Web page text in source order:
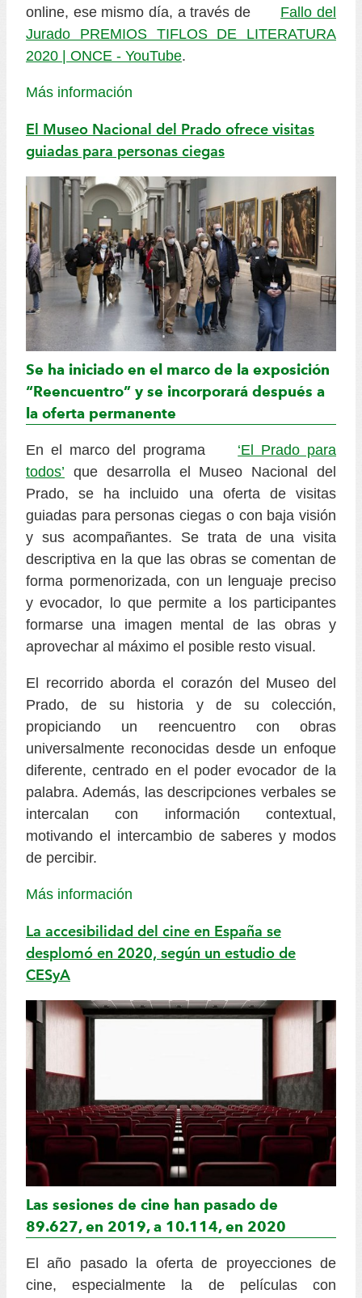
online, ese mismo día, a través de
Fallo del
Jurado PREMIOS TIFLOS DE LITERATURA
2020 | ONCE - YouTube.
Más información
El Museo Nacional del Prado ofrece visitas
guiadas para personas ciegas
Se ha iniciado en el marco de la exposición
“Reencuentro” y se incorporará después a
la oferta permanente
En el marco del programa
‘El Prado para
todos’ que desarrolla el Museo Nacional del
Prado, se ha incluido una oferta de visitas
guiadas para personas ciegas o con baja visión
y sus acompañantes. Se trata de una visita
descriptiva en la que las obras se comentan de
forma pormenorizada, con un lenguaje preciso
y evocador, lo que permite a los participantes
formarse una imagen mental de las obras y
aprovechar al máximo el posible resto visual.
El recorrido aborda el corazón del Museo del
Prado, de su historia y de su colección,
propiciando un reencuentro con obras
universalmente reconocidas desde un enfoque
diferente, centrado en el poder evocador de la
palabra. Además, las descripciones verbales se
intercalan con información contextual,
motivando el intercambio de saberes y modos
de percibir.
Más información
La accesibilidad del cine en España se
desplomó en 2020, según un estudio de
CESyA
Las sesiones de cine han pasado de
89.627, en 2019, a 10.114, en 2020
El año pasado la oferta de proyecciones de
cine, especialmente la de películas con